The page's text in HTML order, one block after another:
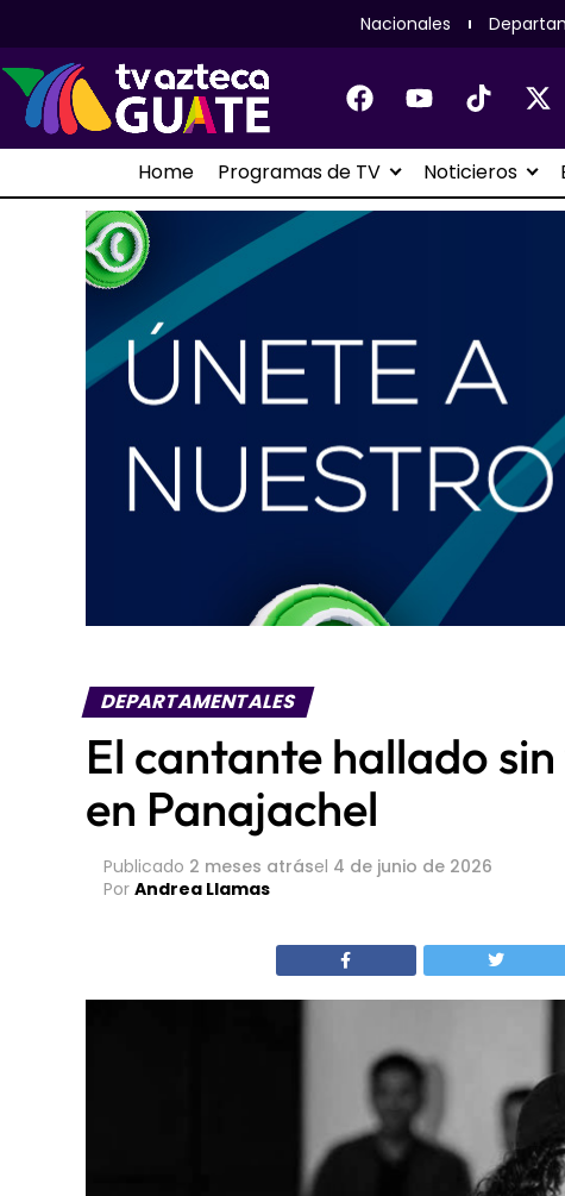
Nacionales
Home Programas de TV Noticieros
DEPARTAMENTALES
El cantante hallado
en Panajachel
Publicado 2 meses atrásel
4 de junio de 2026
Por Andrea Llamas